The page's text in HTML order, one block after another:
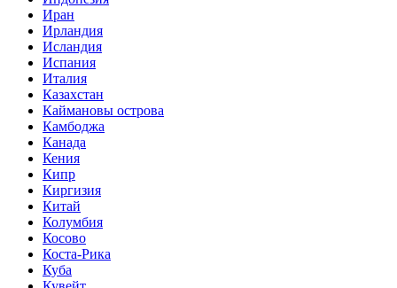
Иран
Ирландия
Исландия
Испания
Италия
Казахстан
Каймановы острова
Камбоджа
Канада
Кения
Кипр
Киргизия
Китай
Колумбия
Косово
Коста-Рика
Куба